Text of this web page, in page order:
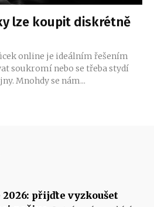
lze koupit diskrétně
online je ideálním řešením
soukromí nebo se třeba stydí
Mnohdy se nám...
přijďte vyzkoušet